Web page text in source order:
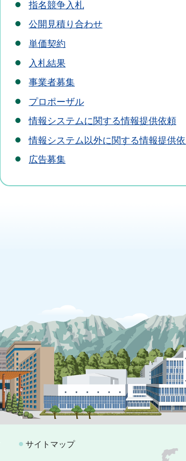
指名競争入札
公開見積り合わせ
単価契約
入札結果
事業者募集
プロポーザル
情報システムに関する情報提供依頼
情報システム以外に関する情報提供
広告募集
サイトマップ